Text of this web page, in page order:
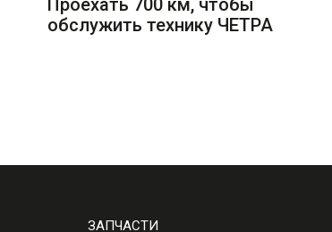
обслужить технику ЧЕТРА
ЗАПЧАСТИ